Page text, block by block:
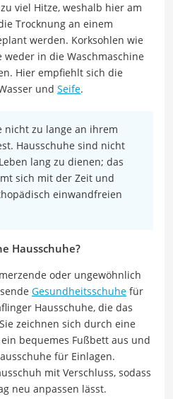
viel Hitze, weshalb hier am
Trocknung an einem
werden. Korksohlen wie
weder in die Waschmaschine
Hier empfiehlt sich die
und Seife.
nicht zu lange an ihrem
Hausschuhe sind nicht
lang zu dienen; das
sich mit der Zeit und
einwandfreien
Hausschuhe?
oder ungewöhnlich
Gesundheitsschuhe für
Hausschuhe, die das
zeichnen sich durch eine
bequemes Fußbett aus und
für Einlagen.
mit Verschluss, sodass
neu anpassen lässt.